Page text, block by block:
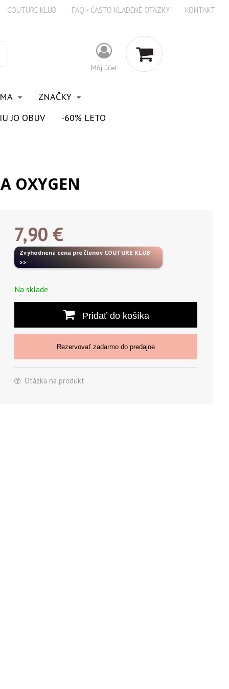
COUTURE KLUB FAQ - ČASTO KLADENÉ OTÁZKY KONTAKT
Môj účet
ZNAČKY
JO OBUV
-60% LETO
OXYGEN
7,90 €
Zvýhodnená cena pre členov COUTURE KLUB
>>
Na sklade
Pridať do košíka
Rezervovať zadarmo do predajne
Otázka na produkt